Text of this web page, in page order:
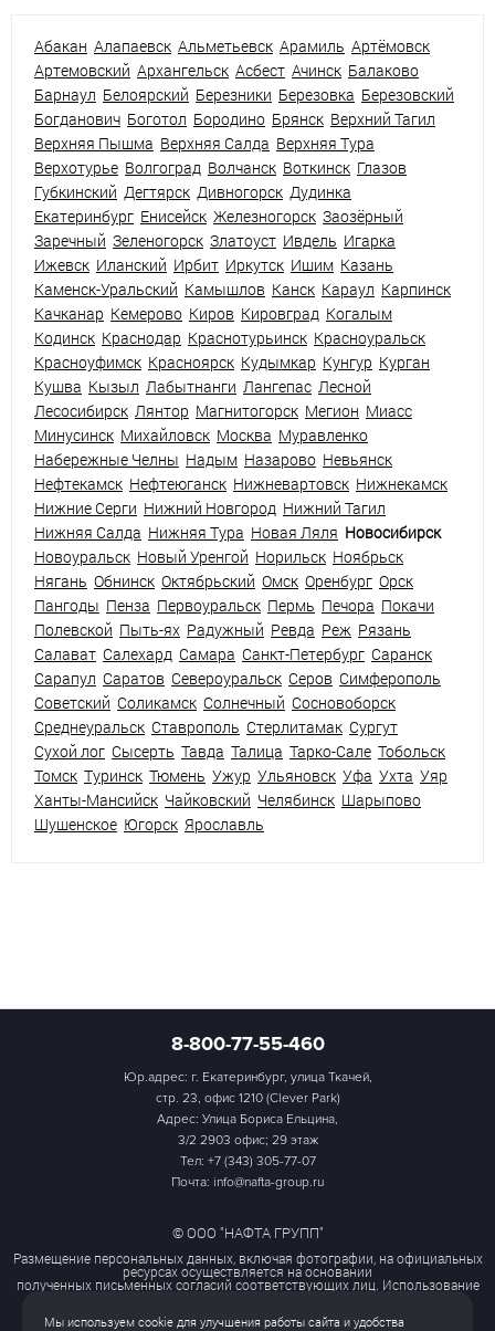
Абакан Алапаевск Альметьевск Арамиль Артёмовск
Артемовский Архангельск Асбест Ачинск Балаково
Барнаул Белоярский Березники Березовка Березовский
Богданович Боготол Бородино Брянск Верхний Тагил
Верхняя Пышма Верхняя Салда Верхняя Тура
Верхотурье Волгоград Волчанск Воткинск Глазов
Губкинский Дегтярск Дивногорск Дудинка
Екатеринбург Енисейск Железногорск Заозёрный
Заречный Зеленогорск Златоуст Ивдель Игарка
Ижевск Иланский Ирбит Иркутск Ишим Казань
Каменск-Уральский Камышлов Канск Караул Карпинск
Качканар Кемерово Киров Кировград Когалым
Кодинск Краснодар Краснотурьинск Красноуральск
Красноуфимск Красноярск Кудымкар Кунгур Курган
Кушва Кызыл Лабытнанги Лангепас Лесной
Лесосибирск Лянтор Магнитогорск Мегион Миасс
Минусинск Михайловск Москва Муравленко
Набережные Челны Надым Назарово Невьянск
Нефтекамск Нефтеюганск Нижневартовск Нижнекамск
Нижние Серги Нижний Новгород Нижний Тагил
Нижняя Салда Нижняя Тура Новая Ляля Новосибирск
Новоуральск Новый Уренгой Норильск Ноябрьск
Нягань Обнинск Октябрьский Омск Оренбург Орск
Пангоды Пенза Первоуральск Пермь Печора Покачи
Полевской Пыть-ях Радужный Ревда Реж Рязань
Салават Салехард Самара Санкт-Петербург Саранск
Сарапул Саратов Североуральск Серов Симферополь
Советский Соликамск Солнечный Сосновоборск
Среднеуральск Ставрополь Стерлитамак Сургут
Сухой лог Сысерть Тавда Талица Тарко-Сале Тобольск
Томск Туринск Тюмень Ужур Ульяновск Уфа Ухта Уяр
Ханты-Мансийск Чайковский Челябинск Шарыпово
Шушенское Югорск Ярославль
8-800-77-55-460
Юр.адрес: г. Екатеринбург, улица Ткачей,
стр. 23, офис 1210 (Clever Park)
Адрес: Улица Бориса Ельцина,
3/2 2903 офис; 29 этаж
Тел: +7 (343) 305-77-07
Почта: info@nafta-group.ru
© ООО "НАФТА ГРУПП"
Размещение персональных данных, включая фотографии, на официальных
ресурсах осуществляется на основании
полученных письменных согласий соответствующих лиц. Использование
этих материалов третьими лицами
Мы используем cookie для улучшения работы сайта и удобства